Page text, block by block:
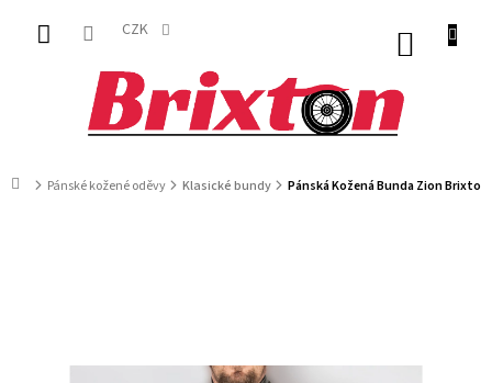
obsah
CZK
DomůPánské kožené oděvy Klasické bundy Pánská Kožená Bunda Zion Brixton